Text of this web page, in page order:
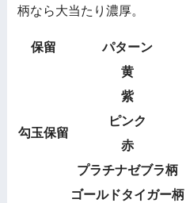
柄なら大当たり濃厚。
保留 パターン
勾玉保留
黄
紫
ピンク
赤
プラチナゼブラ柄
ゴールドタイガー柄